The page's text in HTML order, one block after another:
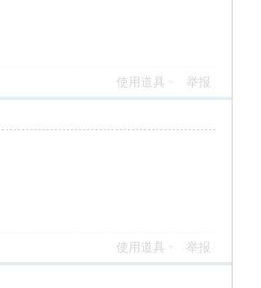
使用道具 举报
使用道具 举报